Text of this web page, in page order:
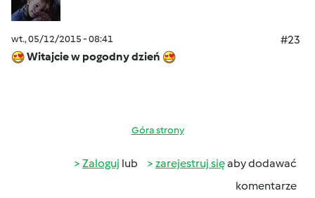
wt., 05/12/2015 - 08:41
#23
Witajcie w pogodny dzień
Góra strony
Zaloguj lub zarejestruj sięaby dodawać
komentarze